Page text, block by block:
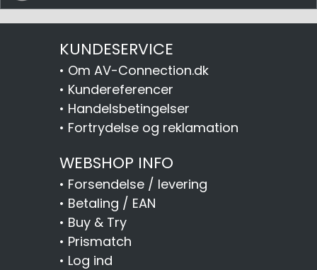
KUNDESERVICE
• Om AV-Connection.dk
• Kundereferencer
• Handelsbetingelser
• Fortrydelse og reklamation
WEBSHOP INFO
• Forsendelse / levering
• Betaling / EAN
• Buy & Try
• Prismatch
• Log ind